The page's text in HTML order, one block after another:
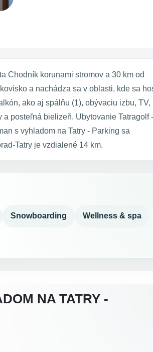
Chodník korunami stromov a 30 km od
a nachádza sa v oblasti, kde sa
ako aj spálňu (1), obývaciu izbu, TV,
posteľná bielizeň. Ubytovanie Tatragolf -
s vyhladom na Tatry - Parking sa
Tatry je vzdialené 14 km.
Snowboarding Wellness & spa
NA TATRY -